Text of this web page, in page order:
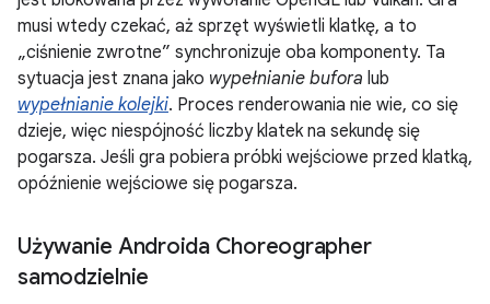
musi wtedy czekać, aż sprzęt wyświetli klatkę, a to
„ciśnienie zwrotne” synchronizuje oba komponenty. Ta
sytuacja jest znana jako wypełnianie bufora lub
wypełnianie kolejki. Proces renderowania nie wie, co się
dzieje, więc niespójność liczby klatek na sekundę się
pogarsza. Jeśli gra pobiera próbki wejściowe przed klatką,
opóźnienie wejściowe się pogarsza.
Używanie Androida Choreographer
samodzielnie